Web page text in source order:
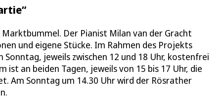
Der Pianist Milan van der Gracht
und eigene Stücke. Im Rahmen des Projekts
jeweils zwischen 12 und 18 Uhr, kostenfrei
an beiden Tagen, jeweils von 15 bis 17 Uhr, die
Am Sonntag um 14.30 Uhr wird der Rösrather